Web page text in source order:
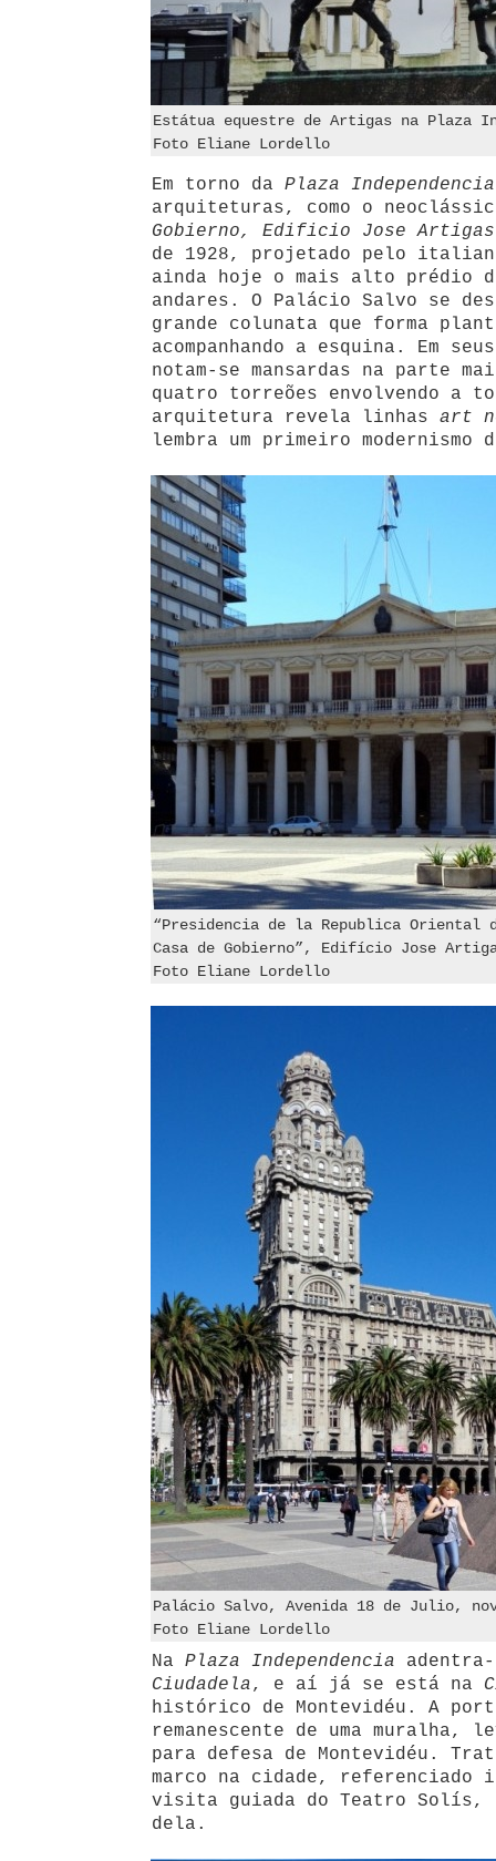
Estátua equestre de Artigas na Plaza
Foto Eliane Lordello
Em torno da Plaza Independencia
arquiteturas, como o
Gobierno, Edificio Jose Artigas
de 1928, projetado pelo
ainda hoje o mais alto prédio
andares. O Palácio Salvo se
grande colunata que forma
acompanhando a esquina. Em
notam-se mansardas na parte
quatro torreões envolvendo a
arquitetura revela linhas art
lembra um primeiro modernismo
“Presidencia de la Republica Oriental
Casa de Gobierno”, Edifício Jose
Foto Eliane Lordello
Palácio Salvo, Avenida 18 de Julio,
Foto Eliane Lordello
Na Plaza Independencia
Ciudadela, e aí já se está na
histórico de Montevidéu. A
remanescente de uma muralha,
para defesa de Montevidéu.
marco na cidade, referenciado
visita guiada do Teatro Solís,
dela.